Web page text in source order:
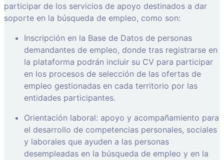
participar de los servicios de apoyo destinados a dar
soporte en la búsqueda de empleo, como son:
Inscripción en la Base de Datos de personas
demandantes de empleo, donde tras registrarse en
la plataforma podrán incluir su CV para participar
en los procesos de selección de las ofertas de
empleo gestionadas en cada territorio por las
entidades participantes.
Orientación laboral: apoyo y acompañamiento para
el desarrollo de competencias personales, sociales
y laborales que ayuden a las personas
desempleadas en la búsqueda de empleo y en la